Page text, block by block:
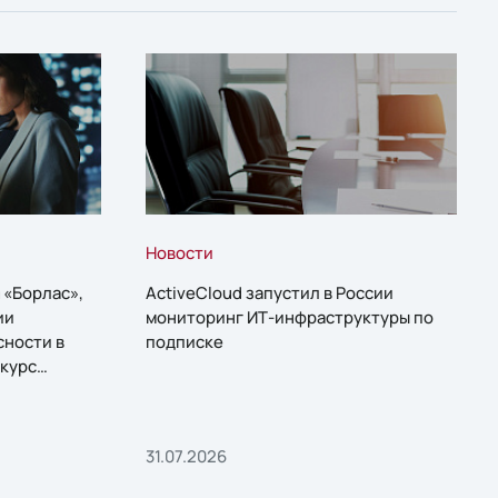
в
Новости
ActiveCloud запустил в России
мониторинг ИТ-инфраструктуры по
подписке
31.07.2026